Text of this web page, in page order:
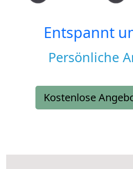
Entspannt
Persönliche
Kostenlose